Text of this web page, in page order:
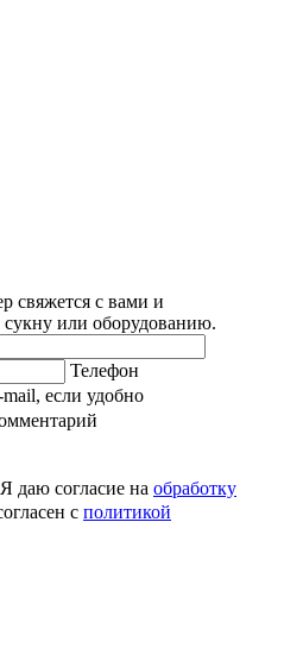
свяжется с вами и
сукну или оборудованию.
Телефон
если удобно
Я даю согласие на обработку
с политикой